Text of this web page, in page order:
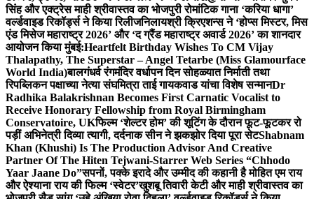
सिंह और एक्ट्रेस माही श्रीवास्तव का भोजपुरी रोमांटिक गाना ‘करिया धागा’
वर्ल्डवाइड रिकॉर्ड्स ने किया रिलीजनिलायश्री क्रिएशन्स ने ‘होप्स मिस्टर, मिस
एंड मिसेज महाराष्ट्र 2026’ और ‘द ग्रैंड महाराष्ट्र अवार्ड 2026’ का शानदार
आयोजन किया मुंबई:Heartfelt Birthday Wishes To CM Vijay
Thalapathy, The Superstar – Angel Tetarbe (Miss Glamourface
World India)बालगंधर्व रंगमंदिर वर्धापन दिन सोहळ्यात निर्माती तथा
रिपब्लिकन पक्षाच्या नेत्या संघमित्रा ताई गायकवाड यांचा विशेष सन्मानDr
Radhika Balakrishnan Becomes First Carnatic Vocalist to
Receive Honorary Fellowship from Royal Birmingham
Conservatoire, UKफिल्म ‘शेल्टर होम’ की शूटिंग के दौरान फूट-फूटकर रो
पड़ीं अभिनेत्री दिव्या त्यागी, दर्दनाक सीन ने झकझोर दिया पूरा सेटShabnam
Khan (Khushi) Is The Production Advisor And Creative
Partner Of The Hiten Tejwani-Starrer Web Series “Chhodo
Yaar Jaane Do”सपनों, पक्के इरादे और उम्मीद की कहानी है मोहित एम राय
और ऐश्याना राय की फिल्म ‘स्वेटर’खुशबू तिवारी केटी और माही श्रीवास्तव का